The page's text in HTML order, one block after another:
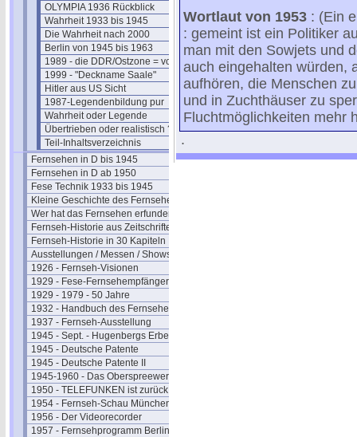
OLYMPIA 1936 Rückblick
Wahrheit 1933 bis 1945
Die Wahrheit nach 2000
Berlin von 1945 bis 1963
1989 - die DDR/Ostzone = vorbei
1999 - "Deckname Saale"
Hitler aus US Sicht
1987-Legendenbildung pur
Wahrheit oder Legende
Übertrieben oder realistisch ?
Teil-Inhaltsverzeichnis
Fernsehen in D bis 1945
Fernsehen in D ab 1950
Fese Technik 1933 bis 1945
Kleine Geschichte des Fernsehens
Wer hat das Fernsehen erfunden?
Fernseh-Historie aus Zeitschriften
Fernseh-Historie in 30 Kapiteln
Ausstellungen / Messen / Shows
1926 - Fernseh-Visionen
1929 - Fese-Fernsehempfänger
1929 - 1979 - 50 Jahre
1932 - Handbuch des Fernsehens
1937 - Fernseh-Ausstellung
1945 - Sept. - Hugenbergs Erbe
1945 - Deutsche Patente
1945 - Deutsche Patente II
1945-1960 - Das Oberspreewerk
1950 - TELEFUNKEN ist zurück
1954 - Fernseh-Schau München
1956 - Der Videorecorder
1957 - Fernsehprogramm Berlin
Wortlaut von 1953 : (Ein
: gemeint ist ein Politiker
man mit den Sowjets und
auch eingehalten würden,
aufhören, die Menschen
und in Zuchthäuser zu
Fluchtmöglichkeiten mehr
.